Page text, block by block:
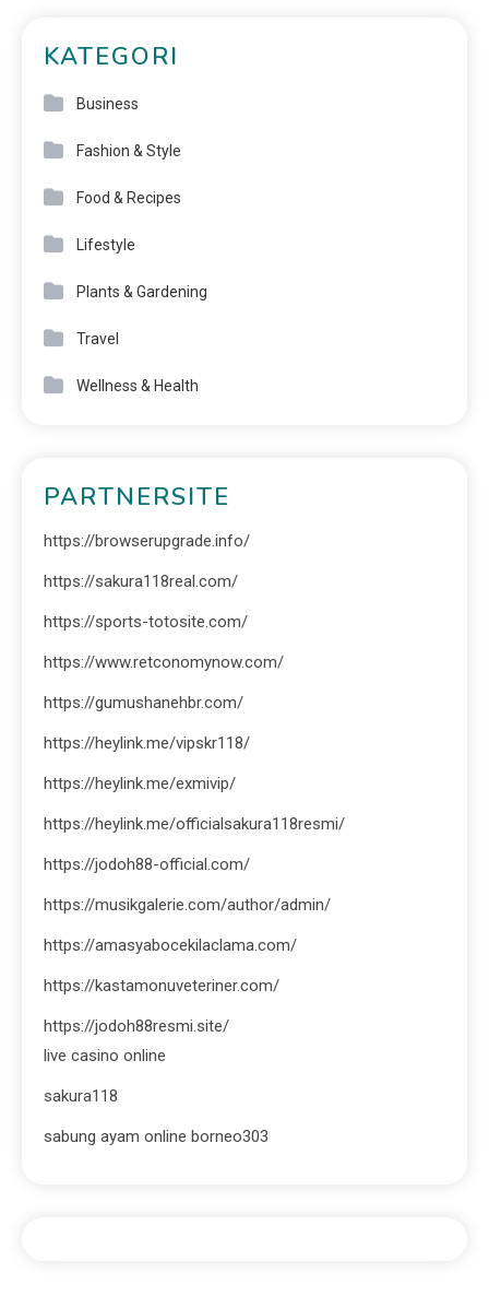
KATEGORI
Business
Fashion & Style
Food & Recipes
Lifestyle
Plants & Gardening
Travel
Wellness & Health
PARTNERSITE
https://browserupgrade.info/
https://sakura118real.com/
https://sports-totosite.com/
https://www.retconomynow.com/
https://gumushanehbr.com/
https://heylink.me/vipskr118/
https://heylink.me/exmivip/
https://heylink.me/officialsakura118resmi/
https://jodoh88-official.com/
https://musikgalerie.com/author/admin/
https://amasyabocekilaclama.com/
https://kastamonuveteriner.com/
https://jodoh88resmi.site/
live casino online
sakura118
sabung ayam online borneo303